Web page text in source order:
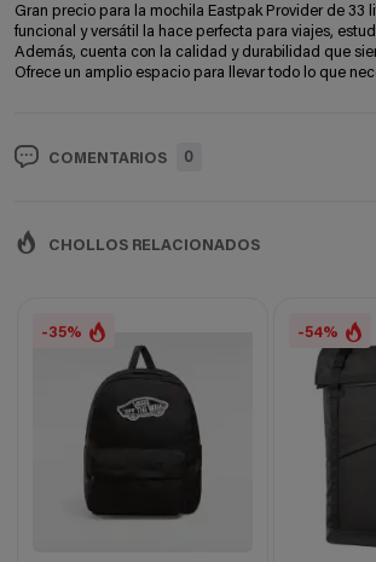
Gran precio para la mochila Eastpak Provider de 33
funcional y versátil la hace perfecta para viajes,
Además, cuenta con la calidad y durabilidad que
Ofrece un amplio espacio para llevar todo lo que
COMENTARIOS 0
CHOLLOS RELACIONADOS
-35% -54%